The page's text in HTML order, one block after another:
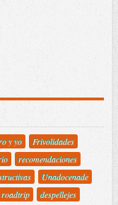
y yo
Frivolidades
recomendaciones
Unadocenade
roadtrip
despellejes